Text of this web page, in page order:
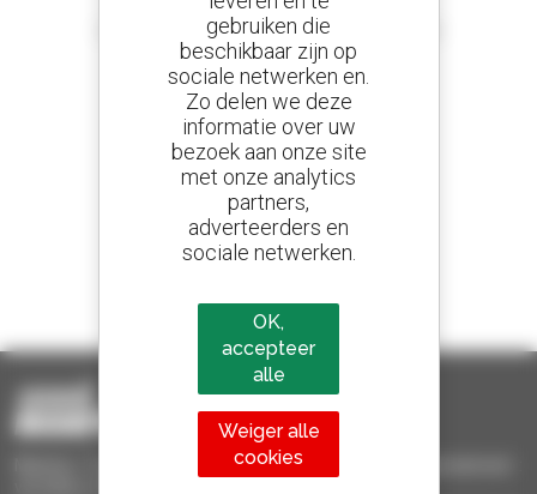
Stel meldingen in
en ontvang advertenties van tweedehandsmaterieel
800 dealers
Manitou wereldwijd
Verkocht in de wereld is een manitou
Manitou Tweedehands - Tweedehands behandelingsmaterieel :
gebruiken die
beschikbaar zijn op
sociale netwerken en.
Zo delen we deze
informatie over uw
bezoek aan onze site
met onze analytics
partners,
adverteerders en
sociale netwerken.
OK,
accepteer
alle
Weiger alle
cookies